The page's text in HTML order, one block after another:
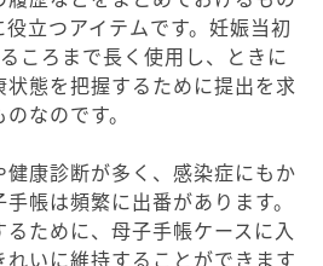
立つアイテムです。妊娠当初
ころまで長く使用し、ときに
態を把握するために提出を求
なのです。
康診断が多く、感染症にもか
帳は頻繁に出番があります。
ために、母子手帳ケースに入
いに維持することができます